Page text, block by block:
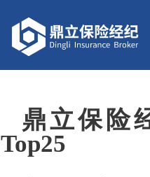
鼎立保险
Top25